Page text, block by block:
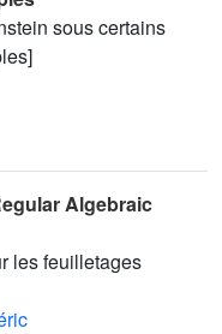
sous certains
Algebraic
les feuilletages